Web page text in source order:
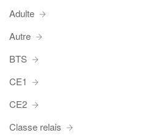
Adulte
Autre
BTS
CE1
CE2
Classe relais